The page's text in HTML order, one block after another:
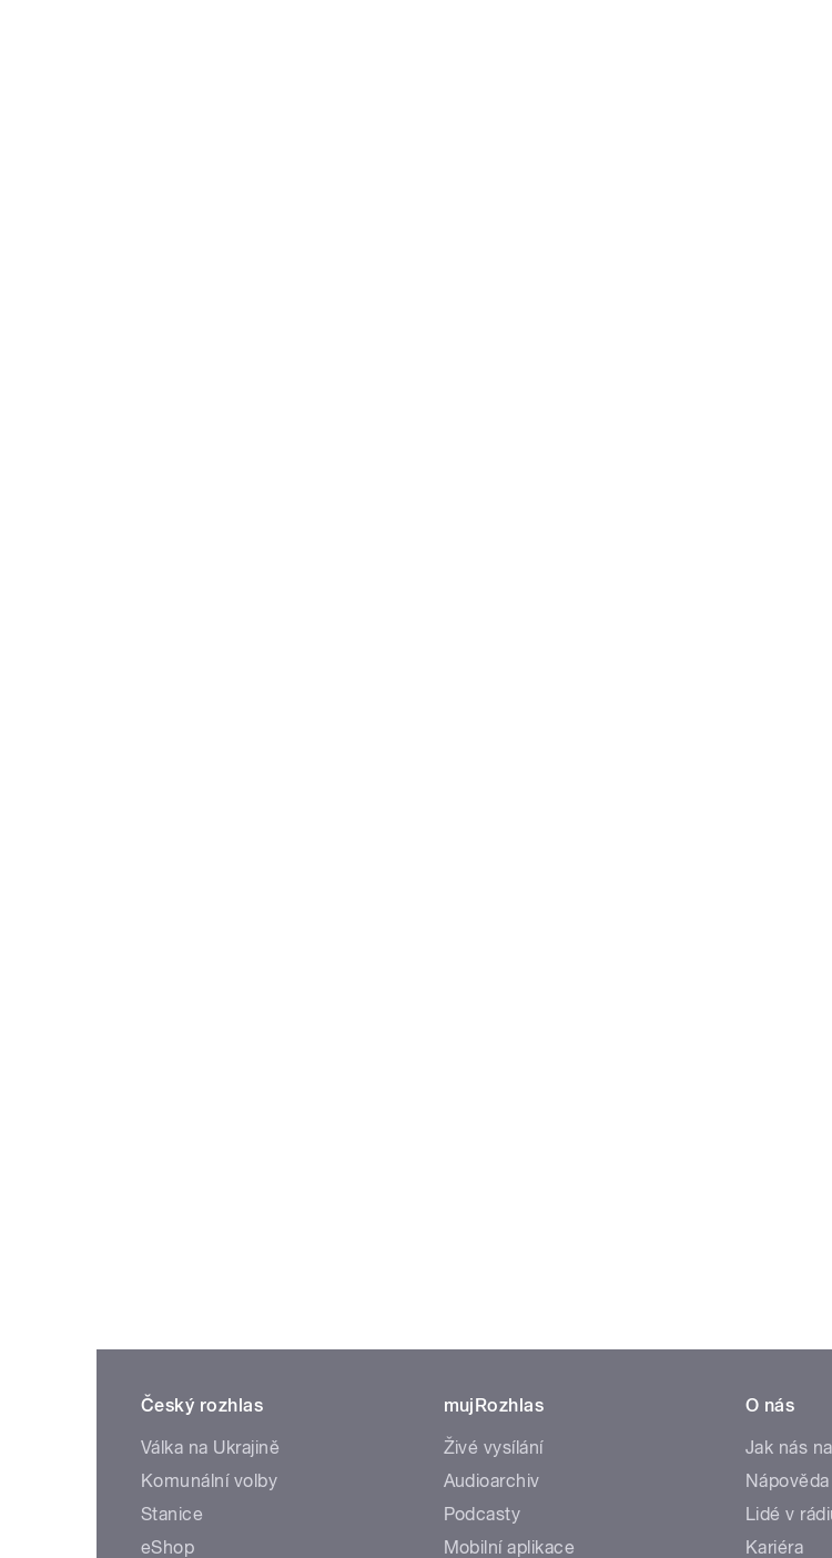
Český rozhlas
Válka na Ukrajině
Komunální volby
Stanice
eShop
mujRozhlas
Živé vysílání
Audioarchiv
Podcasty
Mobilní aplikace
O nás
Jak nás
Nápověda
Lidé v
Kariéra